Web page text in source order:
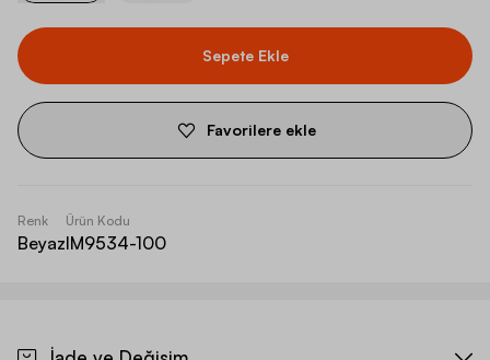
Sepete Ekle
Favorilere ekle
Renk
Beyaz
Ürün Kodu
IM9534-100